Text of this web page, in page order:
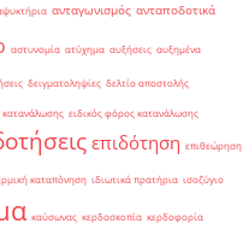
ανταγωνισμός ανταποδοτικά
αστυνομία ατύχημα αυξήσεις αυξημένα
δειγματοληψίες δελτίο αποστολής
κατανάλωσης ειδικός φόρος κατανάλωσης
επιδότηση επιθεώρηση
καταπόνηση ιδιωτικά πρατήρια ισοζύγιο
καύσωνας κερδοσκοπία κερδοφορία